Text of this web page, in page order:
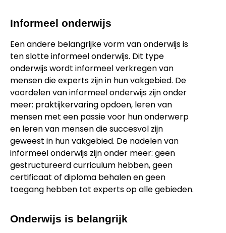
Informeel onderwijs
Een andere belangrijke vorm van onderwijs is
ten slotte informeel onderwijs. Dit type
onderwijs wordt informeel verkregen van
mensen die experts zijn in hun vakgebied. De
voordelen van informeel onderwijs zijn onder
meer: ​​praktijkervaring opdoen, leren van
mensen met een passie voor hun onderwerp
en leren van mensen die succesvol zijn
geweest in hun vakgebied. De nadelen van
informeel onderwijs zijn onder meer: ​​geen
gestructureerd curriculum hebben, geen
certificaat of diploma behalen en geen
toegang hebben tot experts op alle gebieden.
Onderwijs is belangrijk